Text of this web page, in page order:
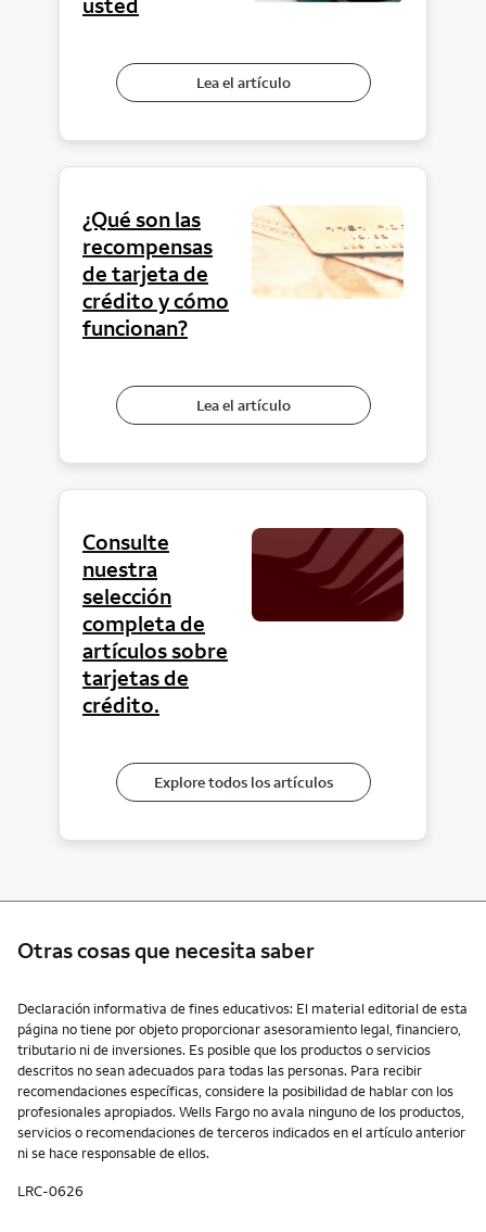
Lea el artículo
¿Qué son las
recompensas
de tarjeta de
crédito y cómo
funcionan?
Lea el artículo
Consulte
nuestra
selección
completa de
artículos sobre
tarjetas de
crédito.
Explore todos los artículos
Otras cosas que necesita saber
Otras cosas que necesita saber
Declaración informativa de fines educativos: El material editorial de esta
página no tiene por objeto proporcionar asesoramiento legal, financiero,
tributario ni de inversiones. Es posible que los productos o servicios
descritos no sean adecuados para todas las personas. Para recibir
recomendaciones específicas, considere la posibilidad de hablar con los
profesionales apropiados. Wells Fargo no avala ninguno de los productos,
servicios o recomendaciones de terceros indicados en el artículo anterior
ni se hace responsable de ellos.
LRC-0626